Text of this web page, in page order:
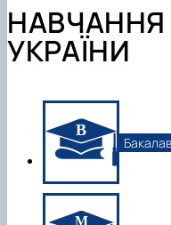
НАВЧАННЯ
УКРАЇНИ